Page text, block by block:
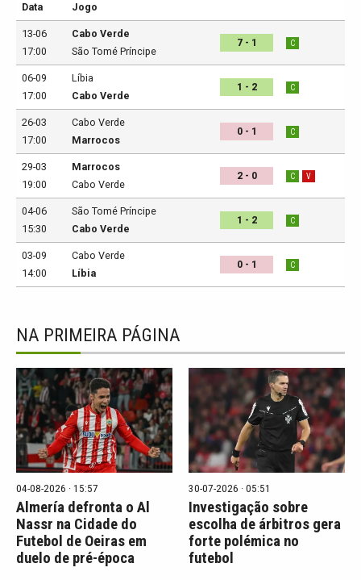
Data Jogo
13-06
17:00
Cabo Verde
São Tomé Príncipe
7 - 1 C
06-09
17:00
Líbia
Cabo Verde
1 - 2 C
26-03
17:00
Cabo Verde
Marrocos
0 - 1 C
29-03
19:00
Marrocos
Cabo Verde
2 - 0 C V
04-06
15:30
São Tomé Príncipe
Cabo Verde
1 - 2 C
03-09
14:00
Cabo Verde
Líbia
0 - 1 C
NA PRIMEIRA PÁGINA
04-08-2026 · 15:57
Almería defronta o Al
Nassr na Cidade do
Futebol de Oeiras em
duelo de pré-época
30-07-2026 · 05:51
Investigação sobre
escolha de árbitros gera
forte polémica no
futebol